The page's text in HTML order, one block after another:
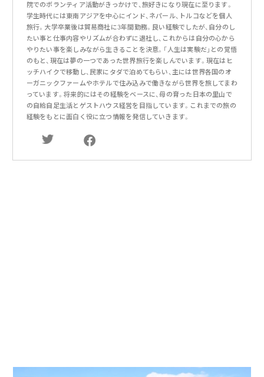
院でのボランティア活動がきっかけで、旅好きになり現在に至ります。
学生時代には東南アジアを中心にインド、ネパール、トルコなどを個人
旅行。大学卒業後は貿易商社に3年間勤務。良い経験でしたが、自分のし
たい事と仕事内容やリズムが合わずに退社し、これからは自分の心から
やりたい事を楽しみながら生きることを決意。「人生は実験だ」との覚悟
のもと、現在は夢の一つであった世界旅行を楽しんでいます。現在はヒ
ッチハイクで移動し、民家にタダで泊めてもらい、主には世界各国のオ
ーガニックファームやホテルで住み込みで働きながら世界を旅してまわ
っています。将来的にはその経験をベースに、母の育った日本の里山で
の自給自足生活とゲストハウス経営を目指しています。これまでの旅の
経験をもとに面白く役に立つ情報を発信していきます。